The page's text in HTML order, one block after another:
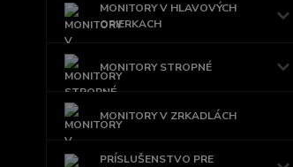
MONITORY V HLAVOVÝCH
OPIERKACH
MONITORY STROPNÉ
MONITORY V ZRKADLÁCH
PRÍSLUŠENSTVO PRE